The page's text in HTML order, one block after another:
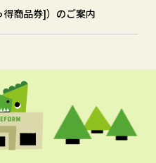
商品券]）のご案内